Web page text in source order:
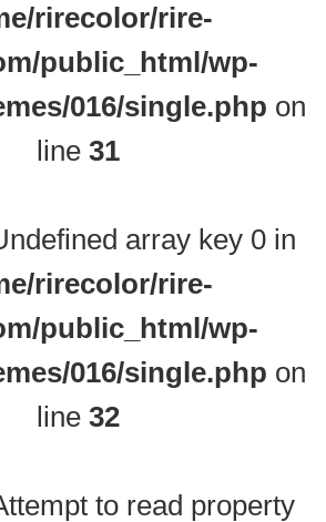
rirecolor/rire-
public_html/wp-
016/single.php on
line 31
array key 0 in
rirecolor/rire-
public_html/wp-
016/single.php on
line 32
to read property